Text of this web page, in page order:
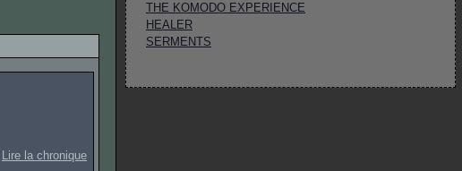
THE KOMODO EXPERIENCE
HEALER
SERMENTS
Lire la chronique